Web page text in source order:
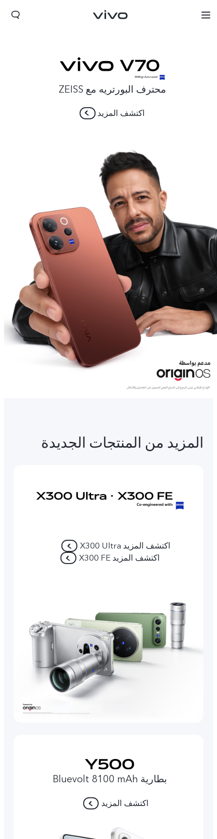
Egypt | حدد البلد/المنطقة
محترف البورتريه مع ZEISS
اكتشف المزيد
المزيد من المنتجات الجديدة
اكتشف المزيد X300 Ultra
اكتشف المزيد X300 FE
بطارية Bluevolt 8100 mAh
اكتشف المزيد